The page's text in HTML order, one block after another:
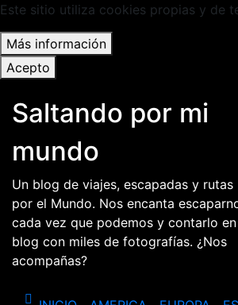
Este sitio utiliza cookies propias y de
Más información
Acepto
contenido
Saltando por mi
mundo
Un blog de viajes, escapadas y rutas
por el Mundo. Nos encanta
cada vez que podemos y contarlo
blog con miles de fotografías. ¿Nos
acompañas?